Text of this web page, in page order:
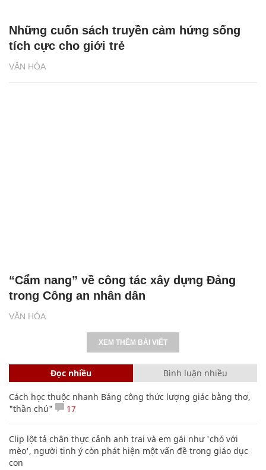
VĂN HÓA
Những cuốn sách truyền cảm hứng sống
tích cực cho giới trẻ
VĂN HÓA
“Cẩm nang” về công tác xây dựng Đảng
trong Công an nhân dân
XEM THÊM BÀI VIẾT
Đọc nhiều Bình luận nhiều
Cách học thuộc nhanh Bảng công thức lượng giác bằng thơ,
"thần chú"
17
Clip lột tả chân thực cảnh anh trai và em gái như 'chó với
mèo', người tinh ý còn phát hiện một vấn đề trong giáo dục
con